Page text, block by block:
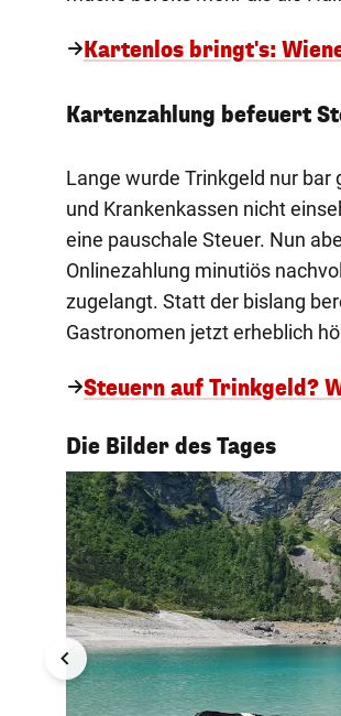
Kartenlos bringt's:
Kartenzahlung befeuert
Lange wurde Trinkgeld nur
und Krankenkassen nicht
eine pauschale Steuer. Nun
Onlinezahlung minutiös
zugelangt. Statt der bislang
Gastronomen jetzt erheblich
Steuern auf Trinkgeld?
Die Bilder des Tages
1/55